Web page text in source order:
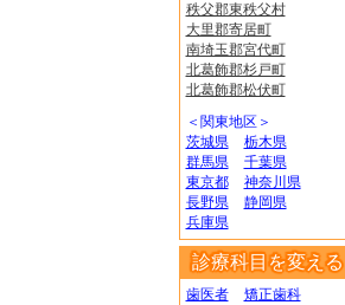
秩父郡東秩父村
大里郡寄居町
南埼玉郡宮代町
北葛飾郡杉戸町
北葛飾郡松伏町
＜関東地区＞
茨城県
栃木県
群馬県
千葉県
東京都
神奈川県
長野県
静岡県
兵庫県
診療科目を変える
歯医者
矯正歯科